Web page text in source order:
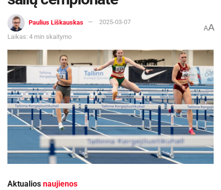
Paulius Liškauskas
2025-03-07
Laikas: 4 min skaitymo
AA
Aktualios naujienos